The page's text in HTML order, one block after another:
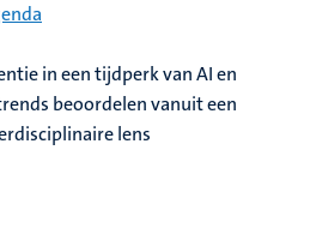
in een tijdperk van AI en
beoordelen vanuit een
lens